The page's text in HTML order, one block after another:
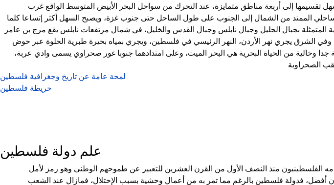
تقسيمها إلى أربعة مناطق متمايزة، عند التحرك من سواحل البحر الأبيض المتوسط الواقع غرب
الممتد من الشمال إلى الجنوب على طول الساحل حتى جنوب غزة، ويصبح السهل أكثر إتساعا كلما
المتمثلة بجبال الجليل وجبال نابلس وجبال القدس والخليل، في شمال مرتفعات نابلس يقع مرج بن عامر
الشرق يجري نهر الأردن، النهر الرئيسي في فلسطين، ويجري بمياه بحيرة طبرية الحلوة عبر حوض
جدا وخالية من الحياة البحرية هي البحر الميت، وعلى امتدادهما جنوبا غور صحراوي يسمى وادي عربة،
الصحراوية
لمحة عامة عن تاريخ وجغرافية فلسطين
خريطة فلسطين
علم دولة فلسطين
الفلسطينيون منذ النصف الأول من القرن العشرين للتعبير عن طموحهم الوطني وهو رمز لأمل
فدولة فلسطين بالرغم مما تمر به من أعمال وحشية بسبب الإحتلال، فمازال عند الشعب